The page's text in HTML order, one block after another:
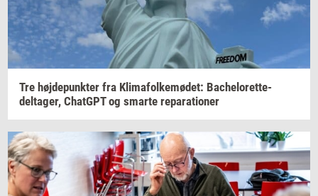
Tre høj­de­punk­ter fra Kli­ma­fol­ke­mø­det: Bachelorette-​
deltager, Chat­G­PTog smar­te re­pa­ra­tio­ner